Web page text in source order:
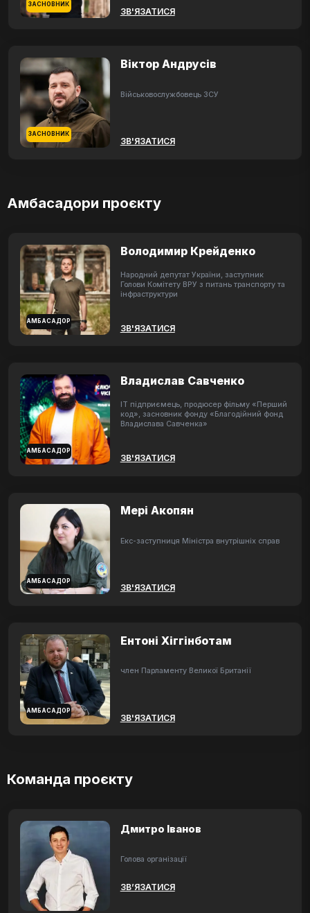
ЗАСНОВНИК
ЗВ'ЯЗАТИСЯ
ЗАСНОВНИК
Віктор Андрусів
Військовослужбовець ЗСУ
ЗВ'ЯЗАТИСЯ
Амбасадори проєкту
АМБАСАДОР
Володимир Крейденко
Народний депутат України, заступник
Голови Комітету ВРУ з питань транспорту та
інфраструктури
ЗВ'ЯЗАТИСЯ
АМБАСАДОР
Владислав Савченко
ІТ підприємець, продюсер фільму «Перший
код», засновник фонду «Благодійний фонд
Владислава Савченка»
ЗВ'ЯЗАТИСЯ
АМБАСАДОР
Мері Акопян
Екс-заступниця Міністра внутрішніх справ
ЗВ'ЯЗАТИСЯ
АМБАСАДОР
Ентоні Хіггінботам
член Парламенту Великої Британії
ЗВ'ЯЗАТИСЯ
Команда проєкту
Дмитро Іванов
Голова організації
ЗВ’ЯЗАТИСЯ